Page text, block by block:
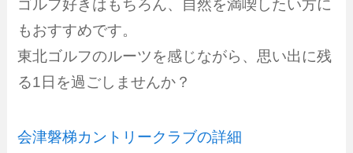
ゴルフ好きはもちろん、自然を満喫したい方に
もおすすめです。
東北ゴルフのルーツを感じながら、思い出に残
る1日を過ごしませんか？
会津磐梯カントリークラブの詳細